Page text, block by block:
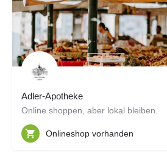
Adler-Apotheke
Online shoppen, aber lokal bleiben.
Onlineshop vorhanden